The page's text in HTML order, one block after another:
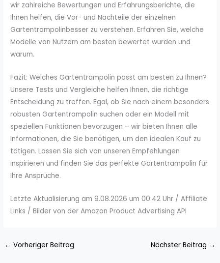
wir zahlreiche Bewertungen und Erfahrungsberichte, die
Ihnen helfen, die Vor- und Nachteile der einzelnen
Gartentrampolinbesser zu verstehen. Erfahren Sie, welche
Modelle von Nutzern am besten bewertet wurden und
warum.
Fazit: Welches Gartentrampolin passt am besten zu Ihnen?
Unsere Tests und Vergleiche helfen Ihnen, die richtige
Entscheidung zu treffen. Egal, ob Sie nach einem besonders
robusten Gartentrampolin suchen oder ein Modell mit
speziellen Funktionen bevorzugen – wir bieten Ihnen alle
Informationen, die Sie benötigen, um den idealen Kauf zu
tätigen. Lassen Sie sich von unseren Empfehlungen
inspirieren und finden Sie das perfekte Gartentrampolin für
Ihre Ansprüche.
Letzte Aktualisierung am 9.08.2026 um 00:42 Uhr / Affiliate
Links / Bilder von der Amazon Product Advertising API
← Vorheriger Beitrag Nächster Beitrag →